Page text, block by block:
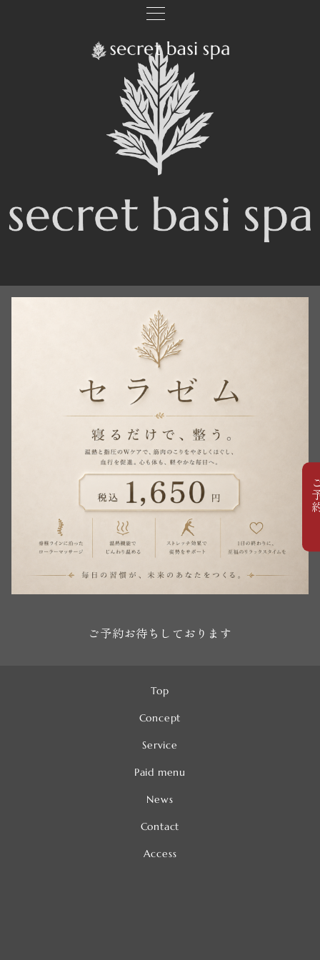
ご予約お待ちしております
Top
Concept
Service
Paid menu
News
Contact
Access